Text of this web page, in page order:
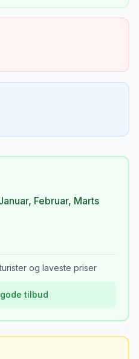
, Februar, Marts
og laveste priser
tilbud